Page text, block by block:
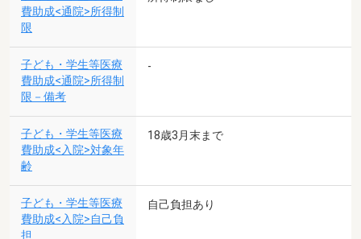
費助成<通院>所得制
限
子ども・学生等医療
費助成<通院>所得制
限－備考
-
子ども・学生等医療
費助成<入院>対象年
齢
18歳3月末まで
子ども・学生等医療
費助成<入院>自己負
担
自己負担あり